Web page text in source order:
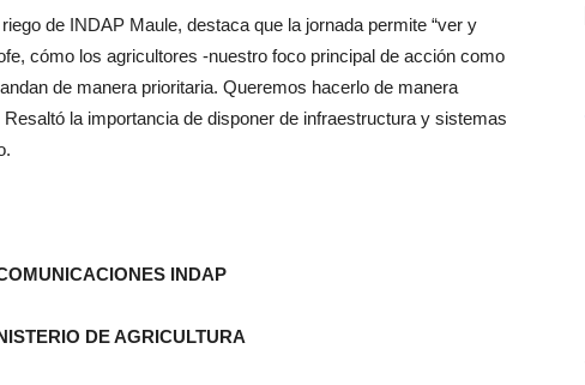
de INDAP Maule, destaca que la jornada permite “ver y
cómo los agricultores -nuestro foco principal de acción como
de manera prioritaria. Queremos hacerlo de manera
la importancia de disponer de infraestructura y sistemas
INDAP
DE AGRICULTURA